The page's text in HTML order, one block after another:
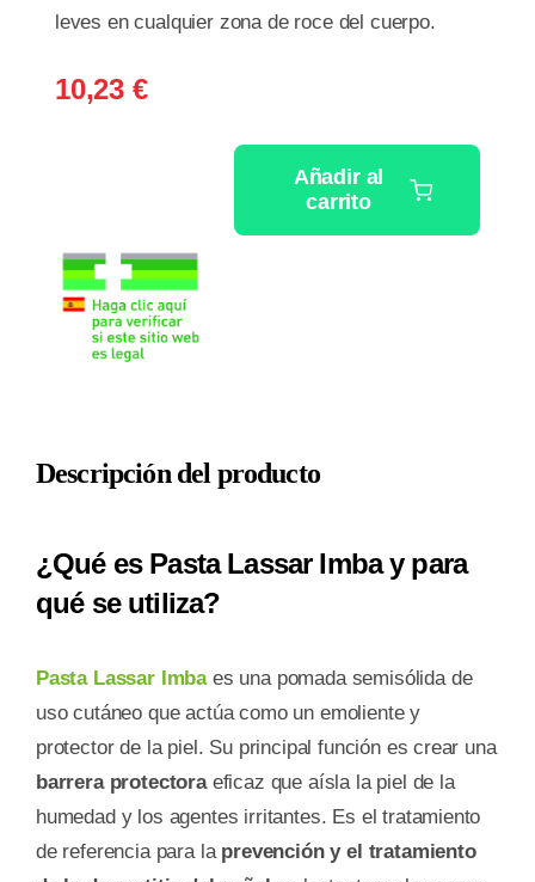
leves en cualquier zona de roce del cuerpo.
10,23 €
IMBA
1
TUBO
Añadir al
carrito
Descripción del producto
¿Qué es Pasta Lassar Imba y para
qué se utiliza?
Pasta Lassar Imbaes una pomada semisólida de
uso cutáneo que actúa como un emoliente y
protector de la piel. Su principal función es crear una
barrera protectoraeficaz que aísla la piel de la
humedad y los agentes irritantes. Es el tratamiento
de referencia para la prevención y el tratamiento